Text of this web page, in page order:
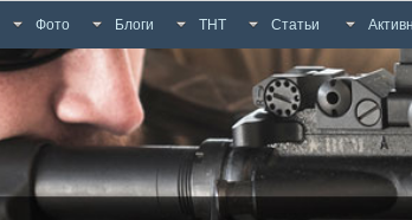
Фото Блоги ТНТ Статьи